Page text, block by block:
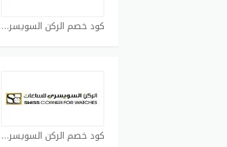
كود خصم الركن السويسري كوبون
كود خصم الركن السويسري كوبون